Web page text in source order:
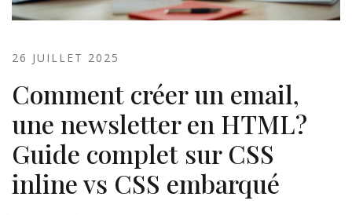
26 JUILLET 2025
Comment créer un email,
une newsletter en HTML?
Guide complet sur CSS
inline vs CSS embarqué